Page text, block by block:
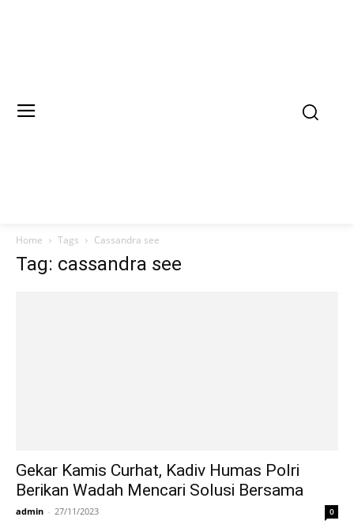
Home Tags Cassandra see
Tag: cassandra see
Gekar Kamis Curhat, Kadiv Humas Polri
Berikan Wadah Mencari Solusi Bersama
admin - 27/11/2023 0